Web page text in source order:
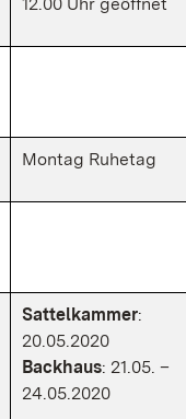
Montag Ruhetag
Sattelkammer:
20.05.2020
Backhaus: 21.05. –
24.05.2020